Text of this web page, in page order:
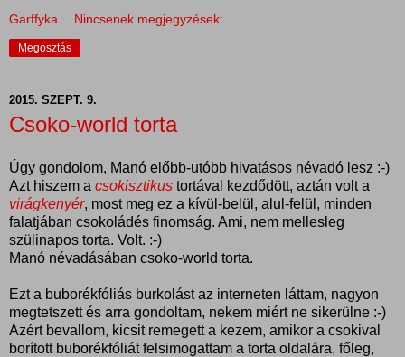
Garffyka Nincsenek megjegyzések:
Megosztás
2015. SZEPT. 9.
Csoko-world torta
Úgy gondolom, Manó előbb-utóbb hivatásos névadó lesz :-)
Azt hiszem a csokisztikus tortával kezdődött, aztán volt a
virágkenyér, most meg ez a kívül-belül, alul-felül, minden
falatjában csokoládés finomság. Ami, nem mellesleg
szülinapos torta. Volt. :-)
Manó névadásában csoko-world torta.
Ezt a buborékfóliás burkolást az interneten láttam, nagyon
megtetszett és arra gondoltam, nekem miért ne sikerülne :-)
Azért bevallom, kicsit remegett a kezem, amikor a csokival
borított buborékfóliát felsimogattam a torta oldalára, főleg,